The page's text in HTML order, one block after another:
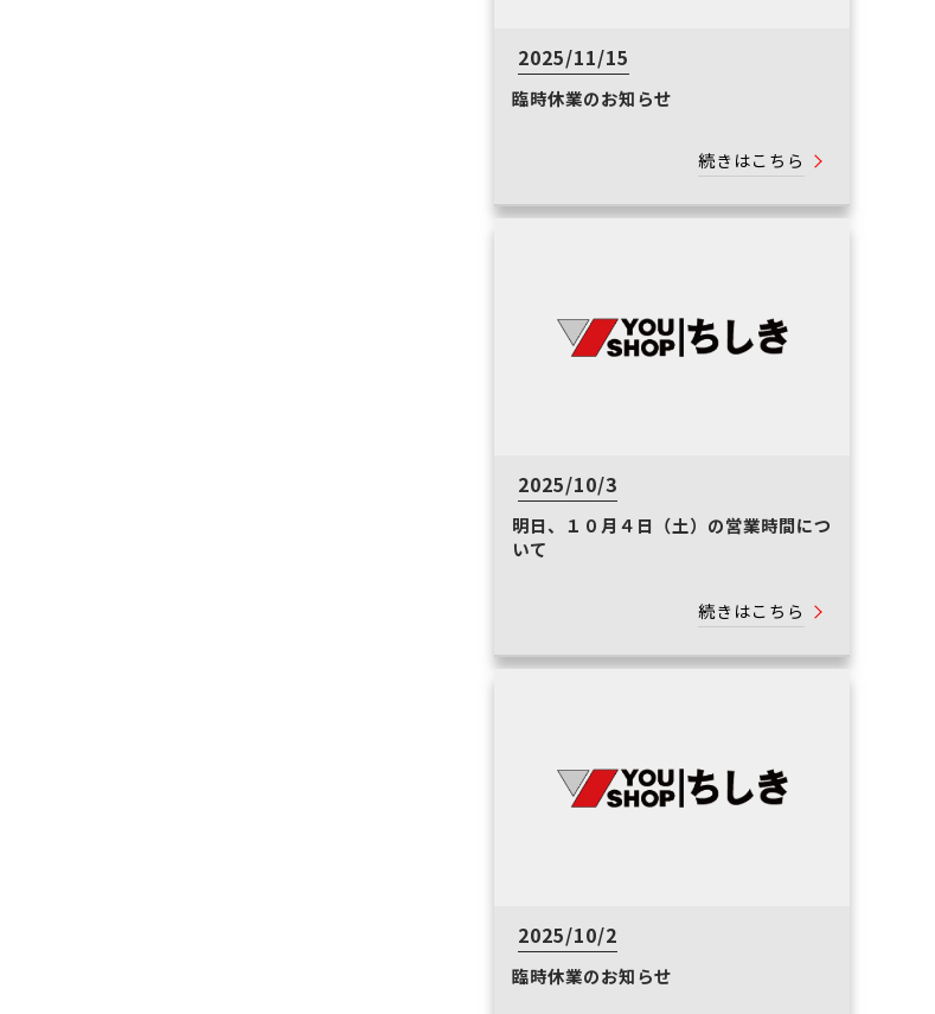
2025/11/15
臨時休業のお知らせ
続きはこちら
2025/10/3
明日、１０月４日（土）の営業時間につ
いて
続きはこちら
2025/10/2
臨時休業のお知らせ